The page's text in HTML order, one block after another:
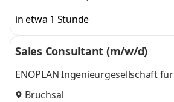
in etwa 1 Stunde
Sales Consultant (m/w/d)
ENOPLAN Ingenieurgesellschaft für
Energiedienstleistungen mbH
Bruchsal